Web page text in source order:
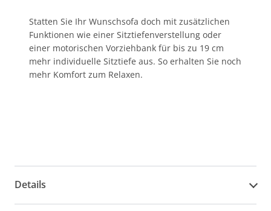
Statten Sie Ihr Wunschsofa doch mit zusätzlichen
Funktionen wie einer Sitztiefenverstellung oder
einer motorischen Vorziehbank für bis zu 19 cm
mehr individuelle Sitztiefe aus. So erhalten Sie noch
mehr Komfort zum Relaxen.
Details